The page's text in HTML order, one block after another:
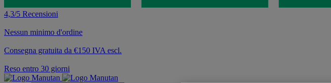
4,3/5 Recensioni
Nessun minimo d'ordine
Consegna gratuita da €150 IVA escl.
Reso entro 30 giorni